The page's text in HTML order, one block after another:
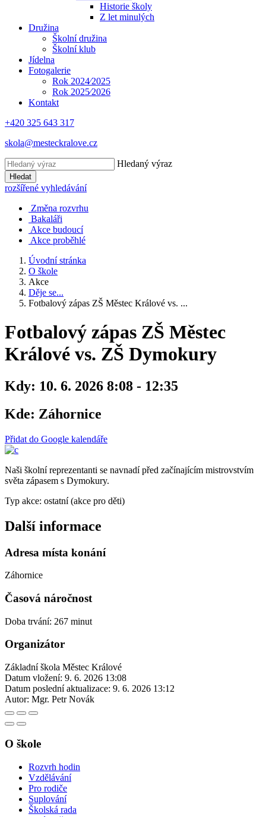
Historie školy
Z let minulých
Družina
Školní družina
Školní klub
Jídelna
Fotogalerie
Rok 2024⁄2025
Rok 2025⁄2026
Kontakt
+420 325 643 317
skola@mesteckralove.cz
Hledaný výraz
Hledat
rozšířené vyhledávání
Změna rozvrhu
Bakaláři
Akce budoucí
Akce proběhlé
Úvodní stránka
O škole
Akce
Děje se...
Fotbalový zápas ZŠ Městec Králové vs. ...
Fotbalový zápas ZŠ Městec
Králové vs. ZŠ Dymokury
Kdy: 10. 6. 2026 8:08 - 12:35
Kde: Záhornice
Přidat do Google kalendáře
Naši školní reprezentanti se navnadí před začínajícím mistrovstvím
světa zápasem s Dymokury.
Typ akce: ostatní (akce pro děti)
Další informace
Adresa místa konání
Záhornice
Časová náročnost
Doba trvání: 267 minut
Organizátor
Základní škola Městec Králové
Datum vložení: 9. 6. 2026 13:08
Datum poslední aktualizace: 9. 6. 2026 13:12
Autor: Mgr. Petr Novák
O škole
Rozvrh hodin
Vzdělávání
Pro rodiče
Suplování
Školská rada